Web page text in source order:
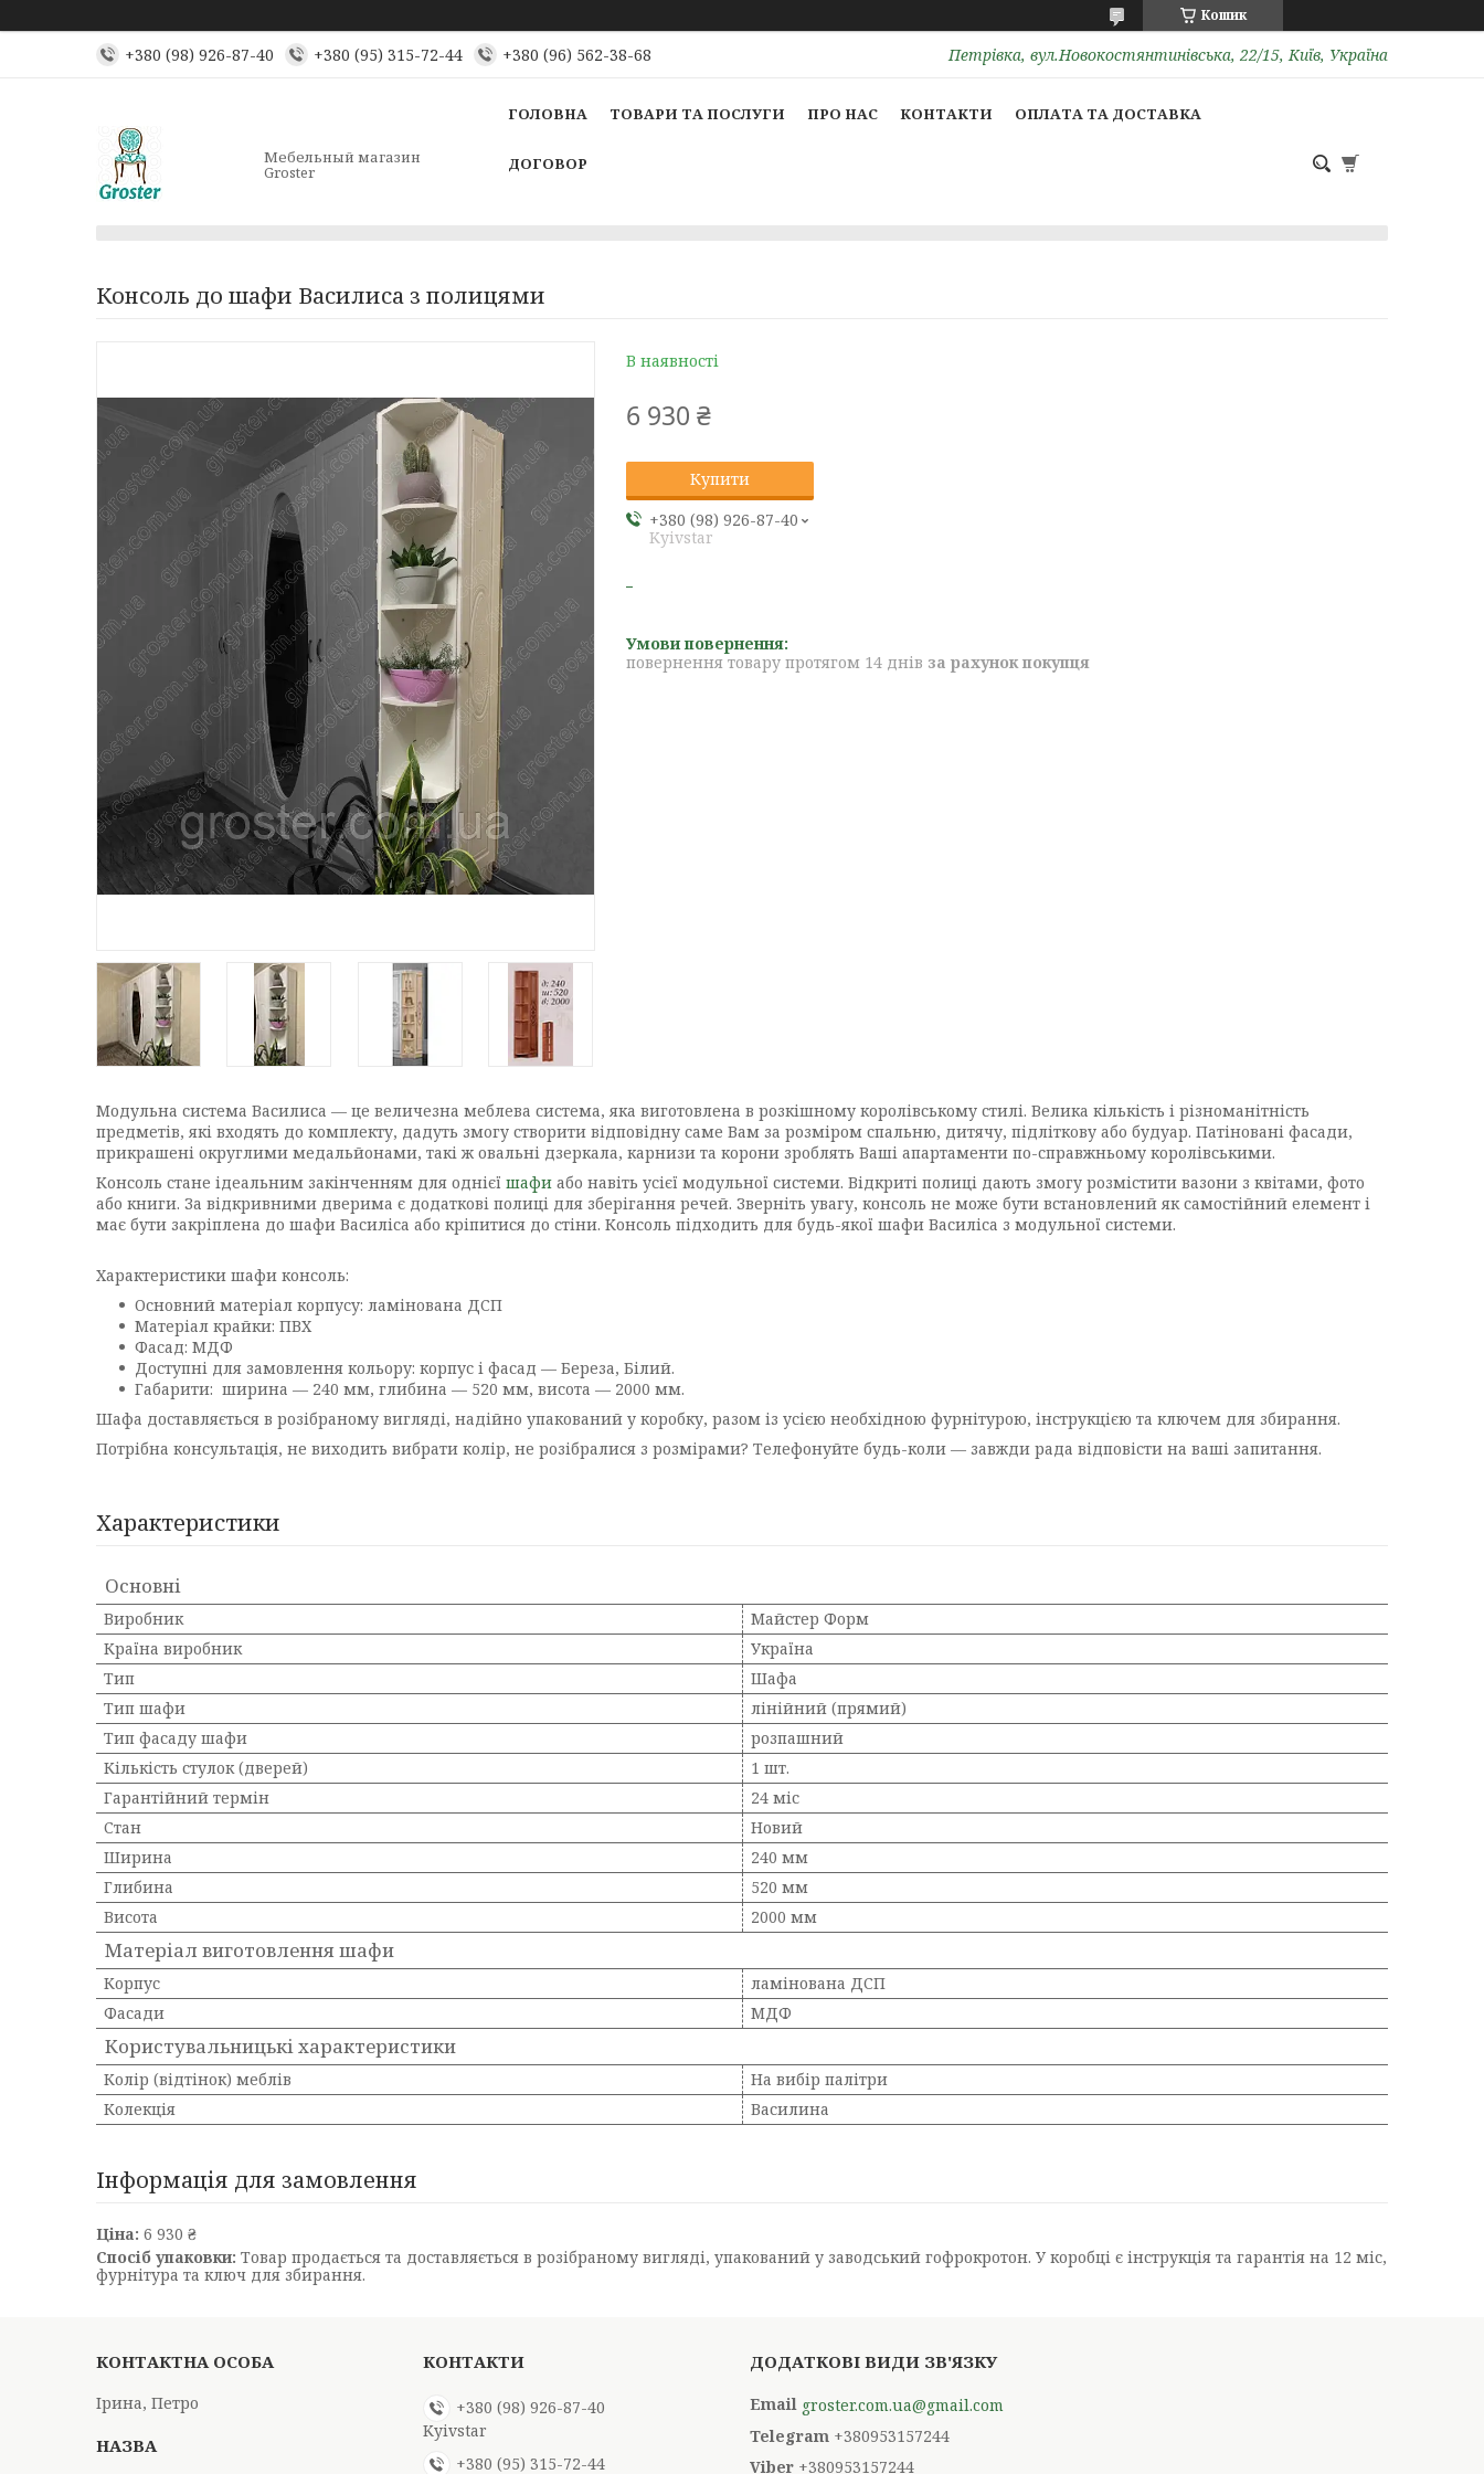
Кошик
+380 (98) 926-87-40 +380 (95) 315-72-44 +380 (96) 562-38-68 Петрівка, вул.Новокостянтинівська, 22/15, Київ, Україна
Мебельный магазин
Groster
ГОЛОВНА ТОВАРИ ТА ПОСЛУГИ ПРО НАС КОНТАКТИ ОПЛАТА ТА ДОСТАВКА
ДОГОВОР
Консоль до шафи Василиса з полицями
В наявності
6 930 ₴
Купити
+380 (98) 926-87-40
Kyivstar
повернення товару протягом 14 днів за рахунок покупця
Модульна система Василиса — це величезна меблева система, яка виготовлена в розкішному королівському стилі. Велика кількість і різноманітність
предметів, які входять до комплекту, дадуть змогу створити відповідну саме Вам за розміром спальню, дитячу, підліткову або будуар. Патіновані фасади,
прикрашені округлими медальйонами, такі ж овальні дзеркала, карнизи та корони зроблять Ваші апартаменти по-справжньому королівськими.
Консоль стане ідеальним закінченням для однієї шафи або навіть усієї модульної системи. Відкриті полиці дають змогу розмістити вазони з квітами, фото
або книги. За відкривними дверима є додаткові полиці для зберігання речей. Зверніть увагу, консоль не може бути встановлений як самостійний елемент і
має бути закріплена до шафи Василіса або кріпитися до стіни. Консоль підходить для будь-якої шафи Василіса з модульної системи.
Характеристики шафи консоль:
Основний матеріал корпусу: ламінована ДСП
Матеріал крайки: ПВХ
Фасад: МДФ
Доступні для замовлення кольору: корпус і фасад — Береза, Білий.
Габарити: ширина — 240 мм, глибина — 520 мм, висота — 2000 мм.
Шафа доставляється в розібраному вигляді, надійно упакований у коробку, разом із усією необхідною фурнітурою, інструкцією та ключем для збирання.
Потрібна консультація, не виходить вибрати колір, не розібралися з розмірами? Телефонуйте будь-коли — завжди рада відповісти на ваші запитання.
Характеристики
Основні
Виробник
Майстер Форм
Країна виробник
Україна
Тип
Шафа
Тип шафи
лінійний (прямий)
Тип фасаду шафи
розпашний
Кількість стулок (дверей)
1 шт.
Гарантійний термін
24 міс
Стан
Новий
Ширина
240 мм
Глибина
520 мм
Висота
2000 мм
Матеріал виготовлення шафи
Корпус
ламінована ДСП
Фасади
МДФ
Користувальницькі характеристики
Колір (відтінок) меблів
На вибір палітри
Колекція
Василина
Інформація для замовлення
Ціна: 6 930 ₴
Спосіб упаковки: Товар продається та доставляється в розібраному вигляді, упакований у заводський гофрокротон. У коробці є інструкція та гарантія на 12 міс,
фурнітура та ключ для збирання.
Ірина, Петро
+380 (98) 926-87-40
Kyivstar
+380 (95) 315-72-44
groster.com.ua@gmail.com
+380953157244
+380953157244